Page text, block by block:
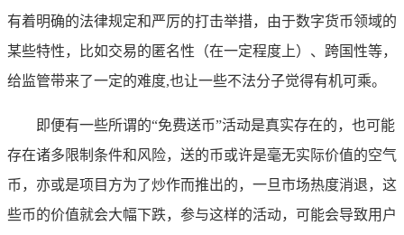
有着明确的法律规定和严厉的打击举措，由于数字货币领域的
某些特性，比如交易的匿名性（在一定程度上）、跨国性等，
给监管带来了一定的难度,也让一些不法分子觉得有机可乘。
即便有一些所谓的“免费送币”活动是真实存在的，也可能
存在诸多限制条件和风险，送的币或许是毫无实际价值的空气
币，亦或是项目方为了炒作而推出的，一旦市场热度消退，这
些币的价值就会大幅下跌，参与这样的活动，可能会导致用户